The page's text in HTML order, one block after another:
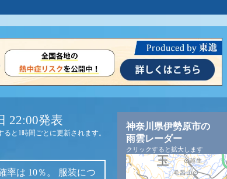
22:00発表
ると1時間ごとに更新されます。
率は 10％。
服装につ
神奈川県伊勢原市の
雨雲レーダー
クリックすると拡大します